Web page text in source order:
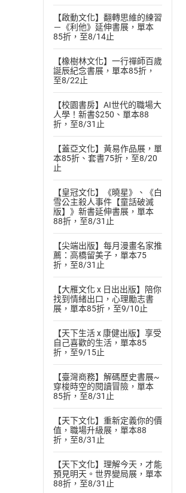
【啟動文化】翻轉思維的練習
－《利他》延伸書展，單本
85折，至8/14止
【橡樹林文化】一行禪師百歲
誕辰紀念書展，單本85折，
至8/22止
【校園書房】AI世代的職場大
人學！新書$250、單本88
折，至8/31止
【蓋亞文化】黃易作品展，單
本85折、套書75折，至8/20
止
【皇冠文化】《曉星》、《白
雪公主殺人事件【童話破滅
版】》新書延伸書展，單本
88折，至8/31止
【尖端出版】每月漫畫名家推
薦：高橋留美子，單本75
折，至8/31止
【大雁文化 x 日出出版】陪你
找到情緒出口，心理勵志書
展，單本85折，至9/10止
【天下生活 x 康健出版】享受
自己喜歡的生活，單本85
折，至9/15止
【臺灣商務】解碼歷史書展~
穿梭時空的閱讀冒險，單本
85折，至8/31止
【天下文化】重新定義你的價
值，職場升級展，單本88
折，至8/31止
【天下文化】理解今天，才能
預見明天。世界變局展，單本
88折，至8/31止